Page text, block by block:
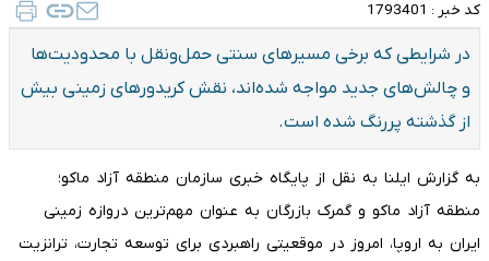
کد خبر : 1793401
در شرایطی که برخی مسیرهای سنتی حمل‌ونقل با محدودیت‌ها
و چالش‌های جدید مواجه شده‌اند، نقش کریدورهای زمینی بیش
از گذشته پررنگ شده است.
به گزارش ایلنا به نقل از پایگاه خبری سازمان منطقه آزاد ماکو؛
منطقه آزاد ماکو و گمرک بازرگان به عنوان مهم‌ترین دروازه زمینی
ایران به اروپا، امروز در موقعیتی راهبردی برای توسعه تجارت، ترانزیت